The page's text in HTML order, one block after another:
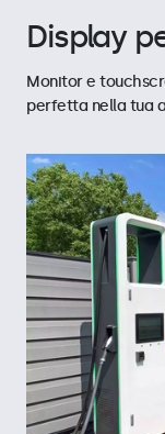
Display
Monitor e
perfetta nella tua